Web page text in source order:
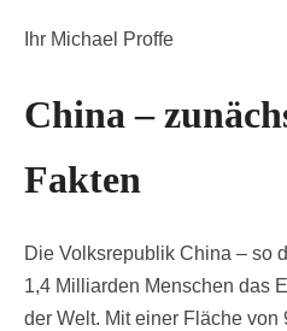
Ihr Michael Proffe
China –
Fakten
Die Volksrepublik China – so
1,4 Milliarden Menschen das
der Welt. Mit einer Fläche von